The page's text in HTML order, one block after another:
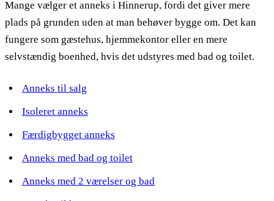
Mange vælger et anneks i Hinnerup, fordi det giver mere
plads på grunden uden at man behøver bygge om. Det kan
fungere som gæstehus, hjemmekontor eller en mere
selvstændig boenhed, hvis det udstyres med bad og toilet.
Anneks til salg
Isoleret anneks
Færdigbygget anneks
Anneks med bad og toilet
Anneks med 2 værelser og bad